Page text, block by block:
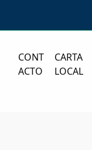
CONT
ACTO
CARTA
LOCAL